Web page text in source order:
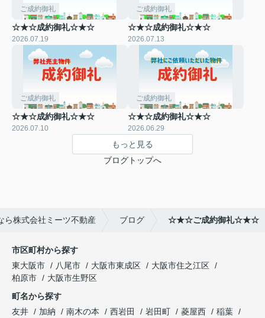
ご成約御礼
☆★☆成約御礼☆★☆
2026.07.19
ご成約御礼
☆★☆成約御礼☆★☆
2026.07.13
ご成約御礼
☆★☆成約御礼☆★☆
2026.07.10
ご成約御礼
☆★☆成約御礼☆★☆
2026.06.29
もっと見る
ブログトップへ
ら株式会社ミーツ不動産 ブログ ☆★☆ご成約御礼☆★☆
市区町村から探す
東大阪市
八尾市 大阪市東成区
大阪市住之江区
柏原市
大阪市生野区
町名から探す
友井
加納 南木の本 西岩田 岩田町 菱屋西
稲葉